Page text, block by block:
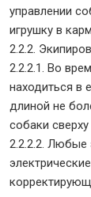
управлении
игрушку в
2.2.2.
2.2.2.1. Во
находиться в
длиной не
собаки
2.2.2.2. Любые